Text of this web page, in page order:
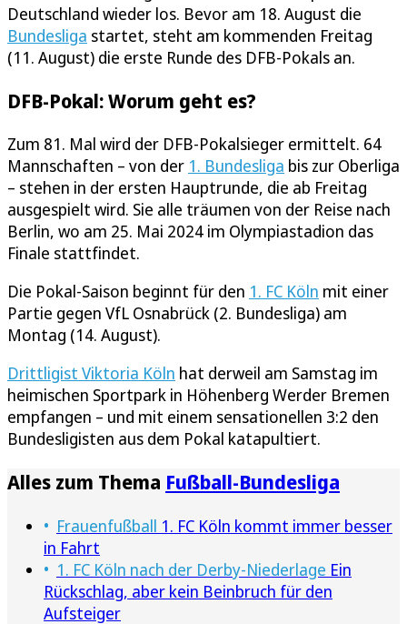
Deutschland wieder los. Bevor am 18. August die
Bundesliga startet, steht am kommenden Freitag
(11. August) die erste Runde des DFB-Pokals an.
DFB-Pokal: Worum geht es?
Zum 81. Mal wird der DFB-Pokalsieger ermittelt. 64
Mannschaften – von der 1. Bundesliga bis zur Oberliga
– stehen in der ersten Hauptrunde, die ab Freitag
ausgespielt wird. Sie alle träumen von der Reise nach
Berlin, wo am 25. Mai 2024 im Olympiastadion das
Finale stattfindet.
Die Pokal-Saison beginnt für den 1. FC Köln mit einer
Partie gegen VfL Osnabrück (2. Bundesliga) am
Montag (14. August).
Drittligist Viktoria Köln hat derweil am Samstag im
heimischen Sportpark in Höhenberg Werder Bremen
empfangen – und mit einem sensationellen 3:2 den
Bundesligisten aus dem Pokal katapultiert.
Alles zum Thema Fußball-Bundesliga
Frauenfußball 1. FC Köln kommt immer besser
in Fahrt
1. FC Köln nach der Derby-Niederlage Ein
Rückschlag, aber kein Beinbruch für den
Aufsteiger